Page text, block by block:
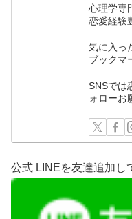
心理学専
恋愛経験
気に入っ
ブックマ
SNSでは
ォローお
公式 LINEを友達追加し